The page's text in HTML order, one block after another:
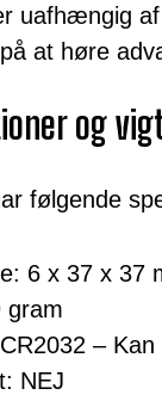
uafhængig
at høre
og
følgende
6 x 37 x 37
–
NEJ